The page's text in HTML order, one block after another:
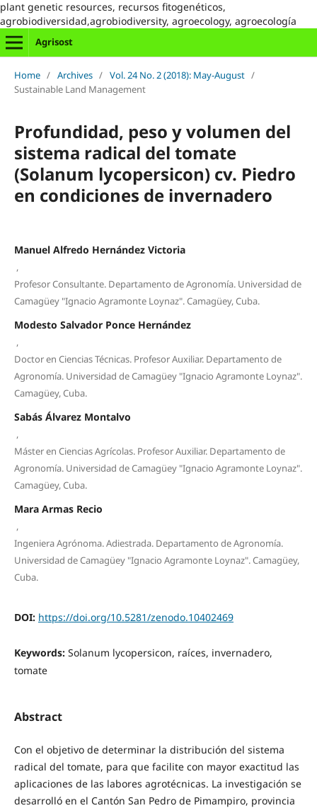
plant genetic resources, recursos fitogenéticos,
agrobiodiversidad,agrobiodiversity, agroecology, agroecología
Agrisost
Home / Archives / Vol. 24 No. 2 (2018): May-August /
Sustainable Land Management
Profundidad, peso y volumen del
sistema radical del tomate
(Solanum lycopersicon) cv. Piedro
en condiciones de invernadero
Manuel Alfredo Hernández Victoria
,
Profesor Consultante. Departamento de Agronomía. Universidad de
Camagüey "Ignacio Agramonte Loynaz". Camagüey, Cuba.
Modesto Salvador Ponce Hernández
,
Doctor en Ciencias Técnicas. Profesor Auxiliar. Departamento de
Agronomía. Universidad de Camagüey "Ignacio Agramonte Loynaz".
Camagüey, Cuba.
Sabás Álvarez Montalvo
,
Máster en Ciencias Agrícolas. Profesor Auxiliar. Departamento de
Agronomía. Universidad de Camagüey "Ignacio Agramonte Loynaz".
Camagüey, Cuba.
Mara Armas Recio
,
Ingeniera Agrónoma. Adiestrada. Departamento de Agronomía.
Universidad de Camagüey "Ignacio Agramonte Loynaz". Camagüey,
Cuba.
DOI: https://doi.org/10.5281/zenodo.10402469
Keywords: Solanum lycopersicon, raíces, invernadero,
tomate
Abstract
Con el objetivo de determinar la distribución del sistema
radical del tomate, para que facilite con mayor exactitud las
aplicaciones de las labores agrotécnicas. La investigación se
desarrolló en el Cantón San Pedro de Pimampiro, provincia